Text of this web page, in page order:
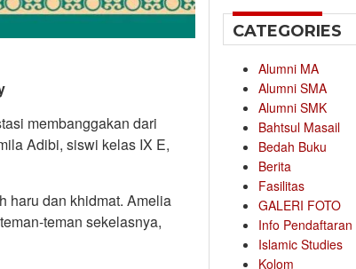
membanggakan dari
Adibi, siswi kelas IX E,
haru dan khidmat. Amelia
teman sekelasnya,
CATEGORIES
Alumni MA
Alumni SMA
Alumni SMK
Bahtsul Masail
Bedah Buku
Berita
Fasilitas
GALERI FOTO
Info Pendaftaran
Islamic Studies
Kolom